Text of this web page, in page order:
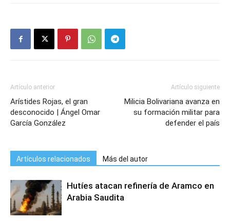
Artículo anterior
Arístides Rojas, el gran
desconocido | Ángel Omar
García González
Artículo siguiente
Milicia Bolivariana avanza en
su formación militar para
defender el país
Artículos relacionados Más del autor
Hutíes atacan refinería de Aramco en
Arabia Saudita